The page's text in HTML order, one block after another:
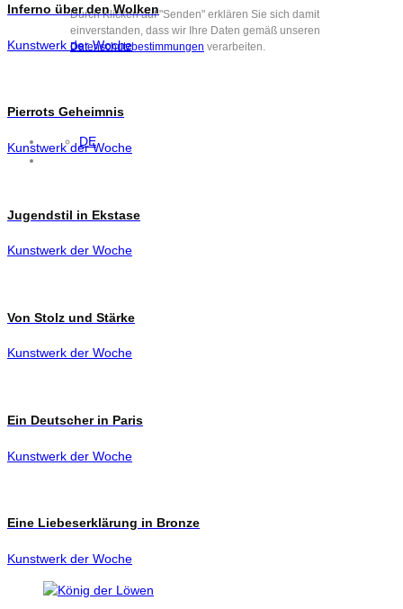
Durch Klicken auf "Senden" erklären Sie sich damit
einverstanden, dass wir Ihre Daten gemäß unseren
Datenschutzbestimmungen verarbeiten.
DE
Inferno über den Wolken
Kunstwerk der Woche
Pierrots Geheimnis
Kunstwerk der Woche
Jugendstil in Ekstase
Kunstwerk der Woche
Von Stolz und Stärke
Kunstwerk der Woche
Ein Deutscher in Paris
Kunstwerk der Woche
Eine Liebeserklärung in Bronze
Kunstwerk der Woche